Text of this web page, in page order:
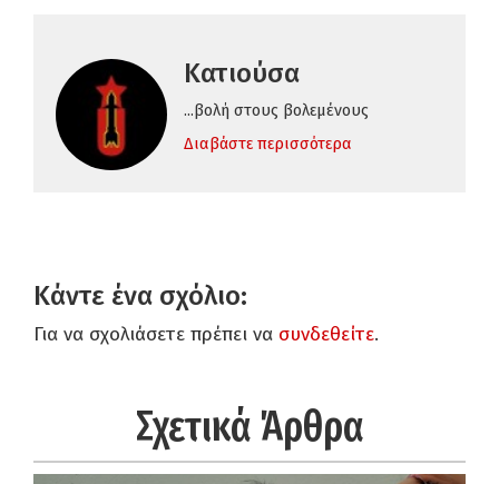
Κατιούσα
...βολή στους βολεμένους
Διαβάστε περισσότερα
Κάντε ένα σχόλιο:
Για να σχολιάσετε πρέπει να συνδεθείτε.
Σχετικά Άρθρα